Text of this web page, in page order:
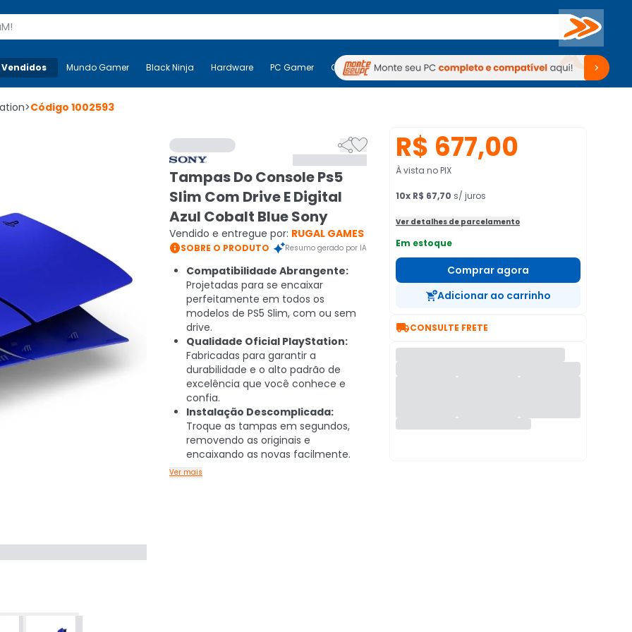
Buscar
Mais-v- Mundo Gamer Black Ninja Hardware PC Gamer Computadores Periféricos TV Venda no KaBuM!
Mundo Gamer Black Ninja Hardware PC Gamer Computadores Periféricos TV Venda no KaBuM!
>Código 1002593

Tampas Do Console Ps5
Slim Com Drive E Digital
Azul Cobalt Blue Sony
Vendido e entregue por: RUGAL GAMES
SOBRE O PRODUTO Resumo gerado por IA
Compatibilidade Abrangente:
Projetadas para se encaixar
perfeitamente em todos os
modelos de PS5 Slim, com ou sem
drive.
Qualidade Oficial PlayStation:
Fabricadas para garantir a
durabilidade e o alto padrão de
excelência que você conhece e
confia.
Instalação Descomplicada:
Troque as tampas em segundos,
removendo as originais e
encaixando as novas facilmente.
Ver mais
R$ 677,00
À vista no PIX
10x R$ 67,70 s/ juros
Ver detalhes de parcelamento
Em estoque
Comprar agora
Adicionar ao carrinho
CONSULTE FRETE